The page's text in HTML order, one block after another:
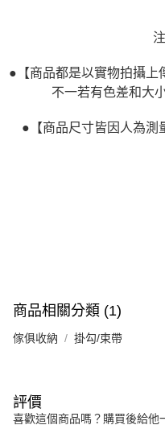
●【商品都是以實物拍攝上
不一若有色差和大
●【商品尺寸皆因人為測
商品相關分類 (1)
傢俱收納 掛勾/束帶
評價
喜歡這個商品嗎？購買後給他